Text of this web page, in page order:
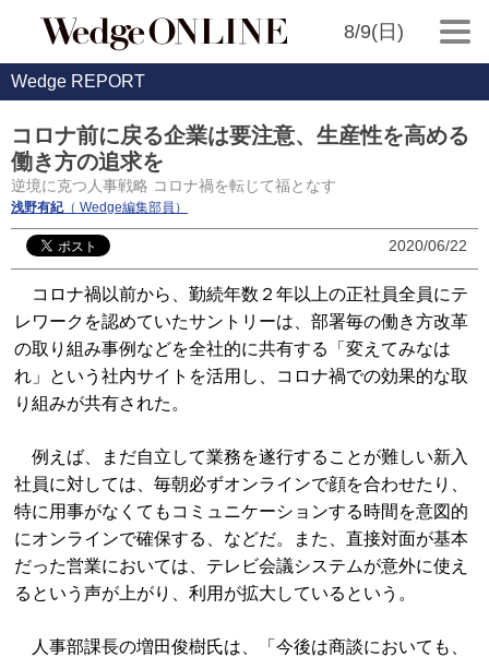
8/9(日)
Wedge REPORT
コロナ前に戻る企業は要注意、生産性を高める
働き方の追求を
逆境に克つ人事戦略 コロナ禍を転じて福となす
浅野有紀（ Wedge編集部員）
2020/06/22
コロナ禍以前から、勤続年数２年以上の正社員全員にテ
レワークを認めていたサントリーは、部署毎の働き方改革
の取り組み事例などを全社的に共有する「変えてみなは
れ」という社内サイトを活用し、コロナ禍での効果的な取
り組みが共有された。
例えば、まだ自立して業務を遂行することが難しい新入
社員に対しては、毎朝必ずオンラインで顔を合わせたり、
特に用事がなくてもコミュニケーションする時間を意図的
にオンラインで確保する、などだ。また、直接対面が基本
だった営業においては、テレビ会議システムが意外に使え
るという声が上がり、利用が拡大しているという。
人事部課長の増田俊樹氏は、「今後は商談においても、